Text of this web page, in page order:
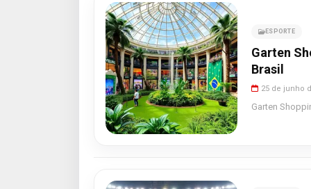
ESPORTE
Garten
Brasil
25 de junho
Garten